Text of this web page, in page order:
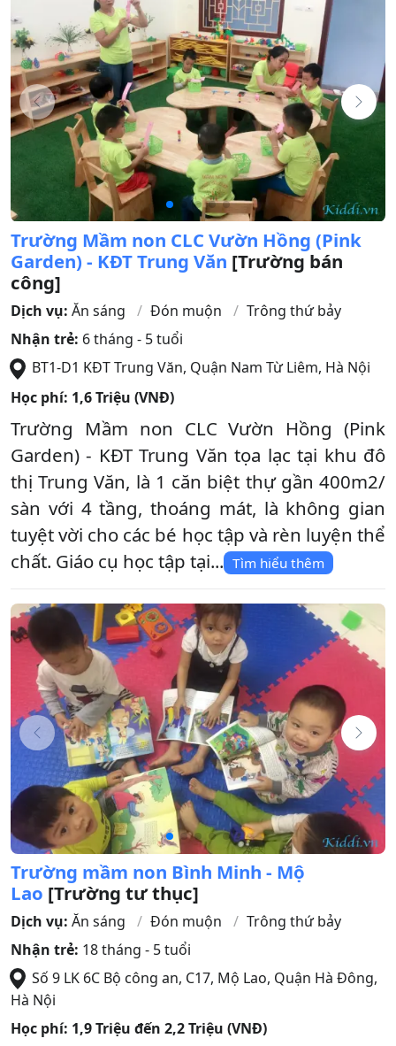
Trường Mầm non CLC Vườn Hồng (Pink
Garden) - KĐT Trung Văn [Trường bán
công]
Dịch vụ: Ăn sáng Đón muộn
Trông thứ bảy
Nhận trẻ: 6 tháng - 5 tuổi
BT1-D1 KĐT Trung Văn, Quận Nam Từ Liêm, Hà Nội
Học phí: 1,6 Triệu (VNĐ)
Trường Mầm non CLC Vườn Hồng (Pink
Garden) - KĐT Trung Văn tọa lạc tại khu đô
thị Trung Văn, là 1 căn biệt thự gần 400m2/
sàn với 4 tầng, thoáng mát, là không gian
tuyệt vời cho các bé học tập và rèn luyện thể
chất. Giáo cụ học tập tại... Tìm hiểu thêm
Trường mầm non Bình Minh - Mộ
Lao [Trường tư thục]
Dịch vụ: Ăn sáng Đón muộn
Trông thứ bảy
Nhận trẻ: 18 tháng - 5 tuổi
Số 9 LK 6C Bộ công an, C17, Mộ Lao, Quận Hà Đông,
Hà Nội
Học phí: 1,9 Triệu đến 2,2 Triệu (VNĐ)